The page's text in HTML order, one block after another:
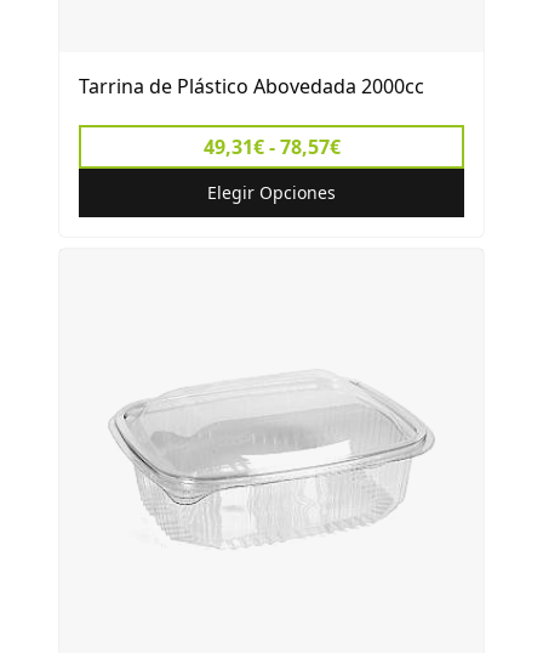
Tarrina de Plástico Abovedada 2000cc
49,31€ - 78,57€
Elegir Opciones